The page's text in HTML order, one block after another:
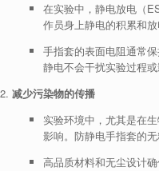
在实验中，静电放电（
作员身上静电的积累和
手指套的表面电阻通常
静电不会干扰实验过程或
减少污染物的传播
实验环境中，尤其是在
影响。防静电手指套的
高品质材料和无尘设计